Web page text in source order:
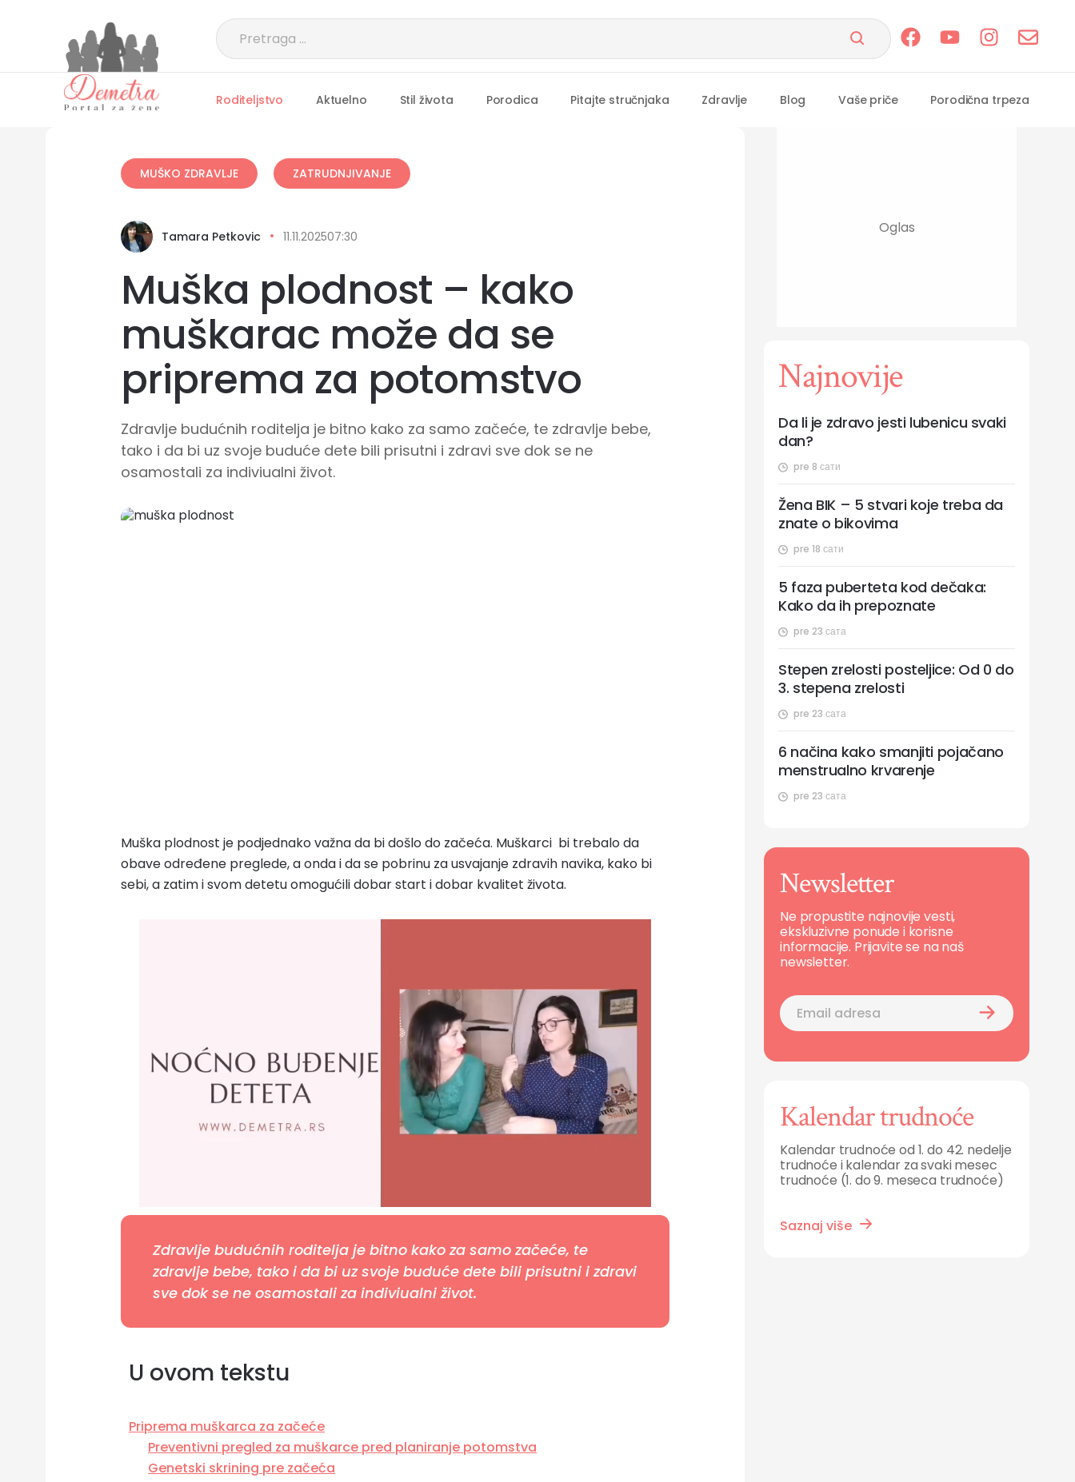
Roditeljstvo Aktuelno Stil života Porodica Pitajte stručnjaka Zdravlje Blog Vaše priče Porodična trpeza
MUŠKO ZDRAVLJE ZATRUDNJIVANJE
Tamara Petkovic 11.11.202507:30
Muška plodnost – kako
muškarac može da se
priprema za potomstvo
Zdravlje budućnih roditelja je bitno kako za samo začeće, te zdravlje bebe,
tako i da bi uz svoje buduće dete bili prisutni i zdravi sve dok se ne
osamostali za indiviualni život.
Muška plodnost je podjednako važna da bi došlo do začeća. Muškarci bi trebalo da
obave određene preglede, a onda i da se pobrinu za usvajanje zdravih navika, kako bi
sebi, a zatim i svom detetu omogućili dobar start i dobar kvalitet života.
Zdravlje budućnih roditelja je bitno kako za samo začeće, te
zdravlje bebe, tako i da bi uz svoje buduće dete bili prisutni i zdravi
sve dok se ne osamostali za indiviualni život.
U ovom tekstu
Priprema muškarca za začeće
Preventivni pregled za muškarce pred planiranje potomstva
Genetski skrining pre začeća
Najnovije
pre 8 сати
Da li je zdravo jesti lubenicu svaki
dan?
pre 18 сати
Žena BIK – 5 stvari koje treba da
znate o bikovima
pre 23 сата
5 faza puberteta kod dečaka:
Kako da ih prepoznate
pre 23 сата
Stepen zrelosti posteljice: Od 0 do
3. stepena zrelosti
pre 23 сата
6 načina kako smanjiti pojačano
menstrualno krvarenje
Newsletter
Ne propustite najnovije vesti,
ekskluzivne ponude i korisne
informacije. Prijavite se na naš
newsletter.
Kalendar trudnoće
Kalendar trudnoće od 1. do 42. nedelje
trudnoće i kalendar za svaki mesec
trudnoće (1. do 9. meseca trudnoće)
Saznaj više